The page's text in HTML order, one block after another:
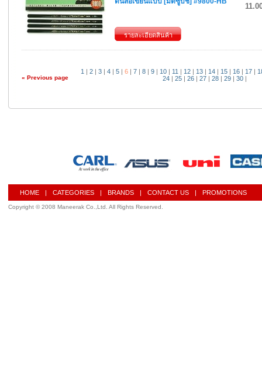
รายละเอียดสินค้า
« Previous page
1 | 2| 3| 4| 5| 6| 7| 8| 9| 10| 11 | 12| 13| 14| 15| 16| 17|
24 | 25 | 26 | 27 | 28 | 29 | 30 |
HOME | CATEGORIES | BRANDS | CONTACT US | PROMOTIONS
Copyright © 2008 Maneerak Co.,Ltd. All Rights Reserved.